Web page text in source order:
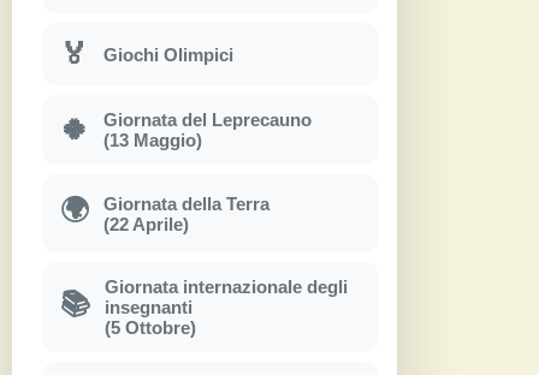
🏅 Giochi Olimpici
🍀
Giornata del Leprecauno
(13 Maggio)
🌍
Giornata della Terra
(22 Aprile)
📚
Giornata internazionale degli
insegnanti
(5 Ottobre)